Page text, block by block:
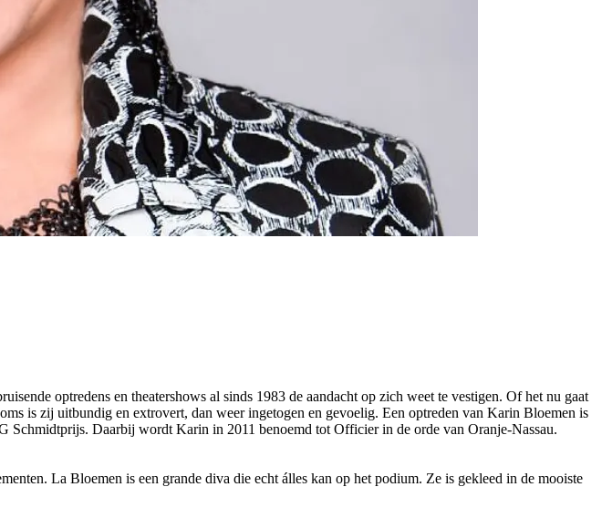
optredens en theatershows al sinds 1983 de aandacht op zich weet te vestigen. Of het nu gaat
is zij uitbundig en extrovert, dan weer ingetogen en gevoelig. Een optreden van Karin Bloemen is
Daarbij wordt Karin in 2011 benoemd tot Officier in de orde van Oranje-Nassau.
La Bloemen is een grande diva die echt álles kan op het podium. Ze is gekleed in de mooiste